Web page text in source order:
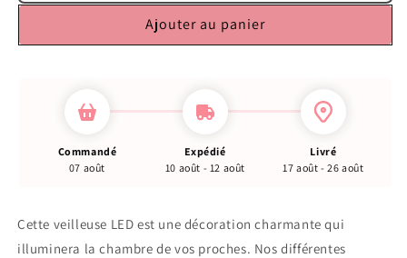
Ajouter au panier
Commandé
07 août
Expédié
10 août - 12 août
Livré
17 août - 26 août
Cette veilleuse LED est une décoration charmante qui
illuminera la chambre de vos proches. Nos différentes